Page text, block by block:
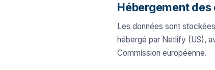
Hébergement des
Les données sont
hébergé par Netlify (US),
Commission européenne.